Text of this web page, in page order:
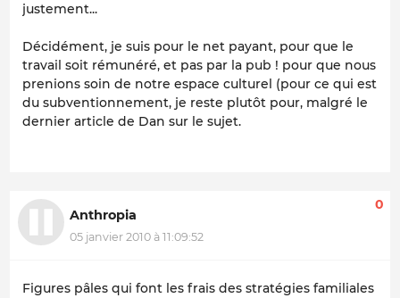
justement...
Décidément, je suis pour le net payant, pour que le
travail soit rémunéré, et pas par la pub ! pour que nous
prenions soin de notre espace culturel (pour ce qui est
du subventionnement, je reste plutôt pour, malgré le
dernier article de Dan sur le sujet.
Anthropia
05 janvier 2010 à 11:09:52
0
Figures pâles qui font les frais des stratégies familiales